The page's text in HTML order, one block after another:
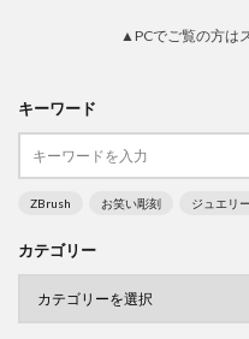
▲PCでご覧の方は
キーワード
ZBrush お笑い彫刻 ジュエリー
カテゴリー